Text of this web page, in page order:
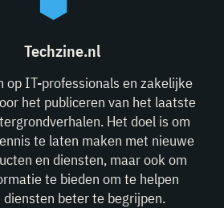
Techzine.nl
op IT-professionals en zakelijke
het publiceren van het laatste
Het doel is om
te laten maken met nieuwe
en diensten, maar ook om
te bieden om te helpen
diensten beter te begrijpen.